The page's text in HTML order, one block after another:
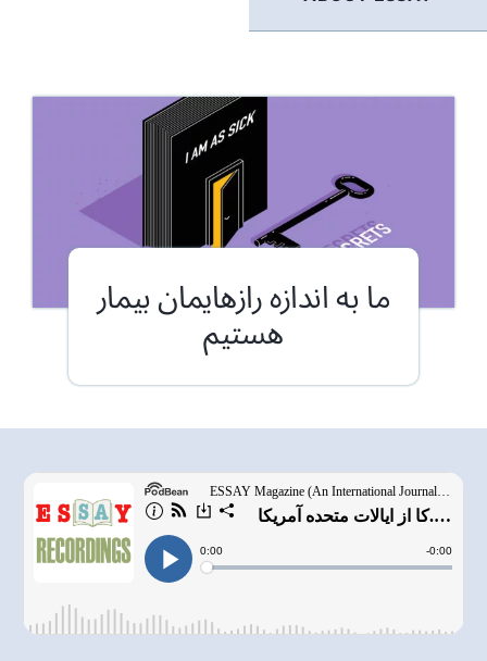
ما به اندازه رازهایمان بیمار
هستیم